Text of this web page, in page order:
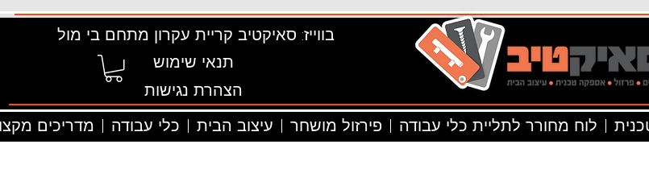
בווייז: סאיקטיב קריית עקרון מתחם בי מול
תנאי שימוש
הצהרת נגישות
מדריכים כלי עבודה עיצוב הבית פירזול מושחר לוח מחורר לתליית כלי עבודה